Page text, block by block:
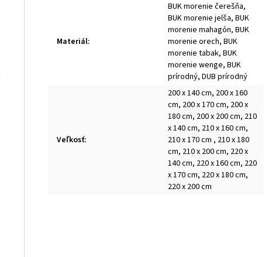
Materiál:
BUK morenie čerešňa,
BUK morenie jelša, BUK
morenie mahagón, BUK
morenie orech, BUK
morenie tabak, BUK
morenie wenge, BUK
prírodný, DUB prírodný
Veľkosť:
200 x 140 cm, 200 x 160
cm, 200 x 170 cm, 200 x
180 cm, 200 x 200 cm, 210
x 140 cm, 210 x 160 cm,
210 x 170 cm , 210 x 180
cm, 210 x 200 cm, 220 x
140 cm, 220 x 160 cm, 220
x 170 cm, 220 x 180 cm,
220 x 200 cm